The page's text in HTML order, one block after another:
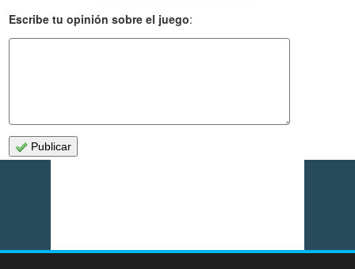
Escribe tu opinión sobre el juego:
Publicar